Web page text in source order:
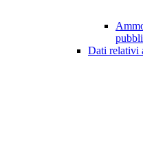
Dati relativi